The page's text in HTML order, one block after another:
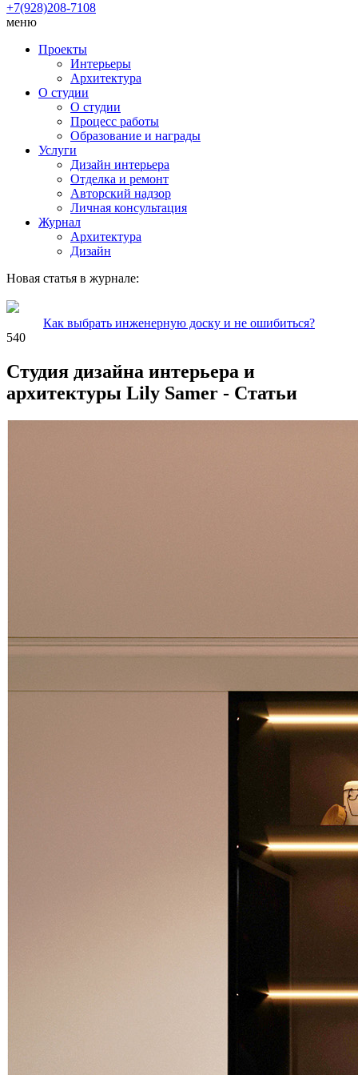
+7(928)208-7108
меню
Проекты
Интерьеры
Архитектура
О студии
О студии
Процесс работы
Образование и награды
Услуги
Дизайн интерьера
Отделка и ремонт
Авторский надзор
Личная консультация
Журнал
Архитектура
Дизайн
Новая статья в журнале:
Как выбрать инженерную доску и не ошибиться?
540
Студия дизайна интерьера и
архитектуры Lily Samer - Статьи